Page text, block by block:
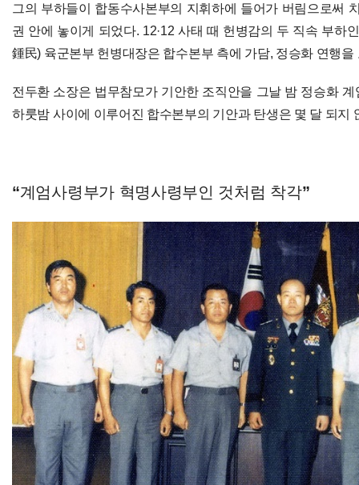
그의 부하들이 합동수사본부의 지휘하에 들어가 버림으로써
권 안에 놓이게 되었다. 12·12 사태 때 헌병감의 두 직속 부하
鍾民) 육군본부 헌병대장은 합수본부 측에 가담, 정승화 연행을
전두환 소장은 법무참모가 기안한 조직안을 그날 밤 정승화
하룻밤 사이에 이루어진 합수본부의 기안과 탄생은 몇 달 되지
“계엄사령부가 혁명사령부인 것처럼 착각”